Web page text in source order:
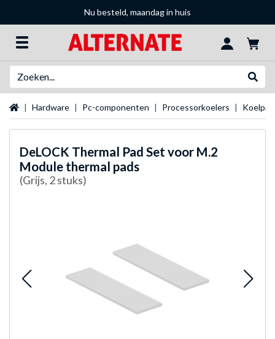
Nu besteld, maandag in huis
Startpagina
Hardware Pc-componenten Processorkoelers
DeLOCK Thermal Pad Set voor M.2
Module thermal pads
(Grijs, 2 stuks)